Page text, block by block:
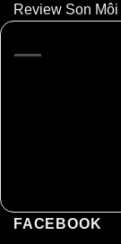
Review Son Môi
FACEBOOK